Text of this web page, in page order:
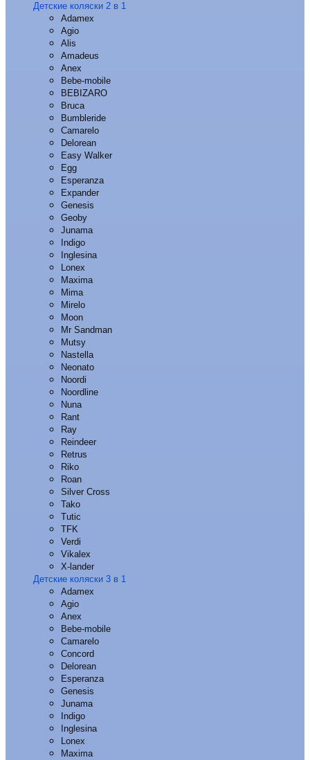
Детские коляски 2 в 1
Adamex
Agio
Alis
Amadeus
Anex
Bebe-mobile
BEBIZARO
Bruca
Bumbleride
Camarelo
Delorean
Easy Walker
Egg
Esperanza
Expander
Genesis
Geoby
Junama
Indigo
Inglesina
Lonex
Maxima
Mima
Mirelo
Moon
Mr Sandman
Mutsy
Nastella
Neonato
Noordi
Noordline
Nuna
Rant
Ray
Reindeer
Retrus
Riko
Roan
Silver Cross
Tako
Tutic
TFK
Verdi
Vikalex
X-lander
Детские коляски 3 в 1
Adamex
Agio
Anex
Bebe-mobile
Camarelo
Concord
Delorean
Esperanza
Genesis
Junama
Indigo
Inglesina
Lonex
Maxima